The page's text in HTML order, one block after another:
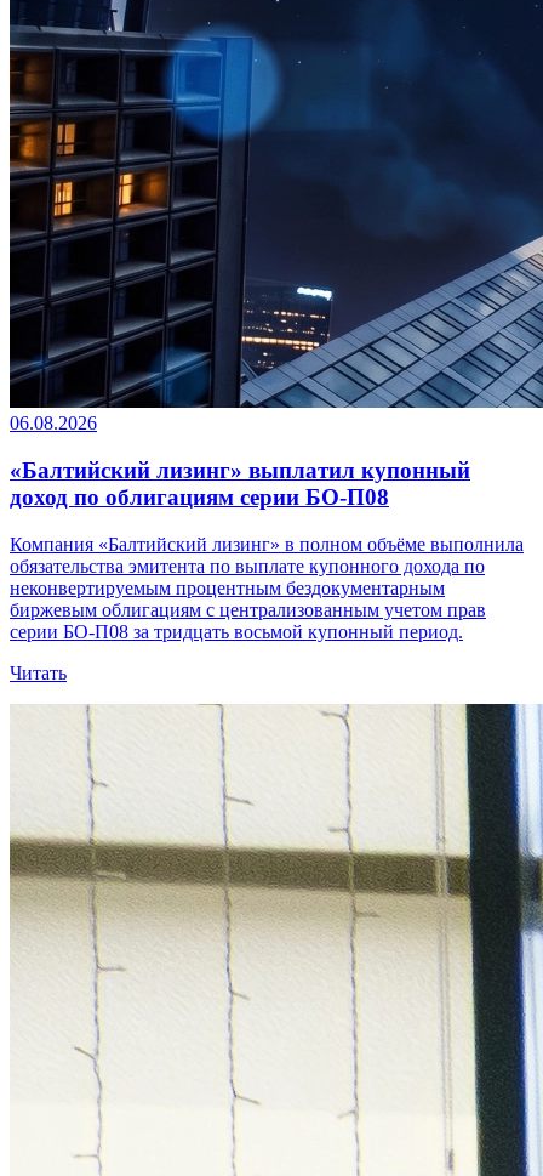
06.08.2026
«Балтийский лизинг» выплатил купонный
доход по облигациям серии БО-П08
Компания «Балтийский лизинг» в полном объёме выполнила
обязательства эмитента по выплате купонного дохода по
неконвертируемым процентным бездокументарным
биржевым облигациям с централизованным учетом прав
серии БО-П08 за тридцать восьмой купонный период.
Читать